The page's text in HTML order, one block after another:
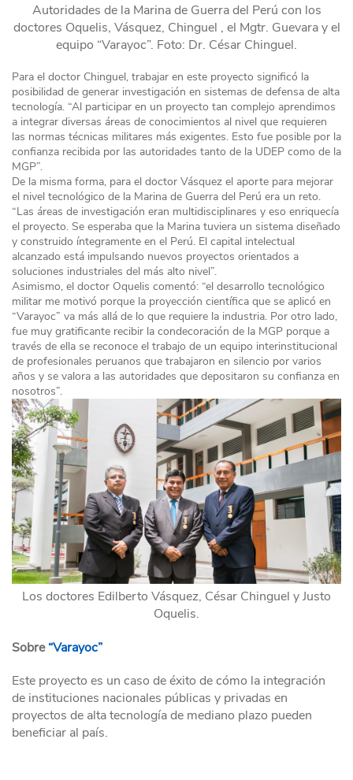
Autoridades de la Marina de Guerra del Perú con los
doctores Oquelis, Vásquez, Chinguel , el Mgtr. Guevara y el
equipo “Varayoc”. Foto: Dr. César Chinguel.
Para el doctor Chinguel, trabajar en este proyecto significó la
posibilidad de generar investigación en sistemas de defensa de alta
tecnología. “Al participar en un proyecto tan complejo aprendimos
a integrar diversas áreas de conocimientos al nivel que requieren
las normas técnicas militares más exigentes. Esto fue posible por la
confianza recibida por las autoridades tanto de la UDEP como de la
MGP”.
De la misma forma, para el doctor Vásquez el aporte para mejorar
el nivel tecnológico de la Marina de Guerra del Perú era un reto.
“Las áreas de investigación eran multidisciplinares y eso enriquecía
el proyecto. Se esperaba que la Marina tuviera un sistema diseñado
y construido íntegramente en el Perú. El capital intelectual
alcanzado está impulsando nuevos proyectos orientados a
soluciones industriales del más alto nivel”.
Asimismo, el doctor Oquelis comentó: “el desarrollo tecnológico
militar me motivó porque la proyección científica que se aplicó en
“Varayoc” va más allá de lo que requiere la industria. Por otro lado,
fue muy gratificante recibir la condecoración de la MGP porque a
través de ella se reconoce el trabajo de un equipo interinstitucional
de profesionales peruanos que trabajaron en silencio por varios
años y se valora a las autoridades que depositaron su confianza en
nosotros”.
Los doctores Edilberto Vásquez, César Chinguel y Justo
Oquelis.
Sobre“Varayoc”
Este proyecto es un caso de éxito de cómo la integración
de instituciones nacionales públicas y privadas en
proyectos de alta tecnología de mediano plazo pueden
beneficiar al país.